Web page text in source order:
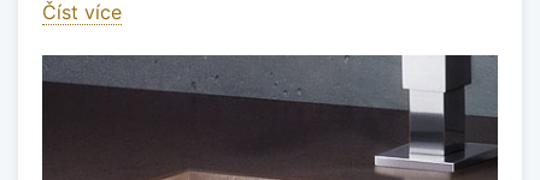
Číst více